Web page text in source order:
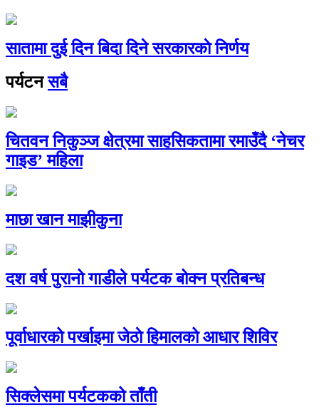
सातामा दुई दिन बिदा दिने सरकारकाे निर्णय
पर्यटनसबै
चितवन निकुञ्ज क्षेत्रमा साहसिकतामा रमाउँदै ‘नेचर
गाइड’ महिला
माछा खान माझीकुना
दश वर्ष पुरानो गाडीले पर्यटक बोक्न प्रतिबन्ध
पूर्वाधारको पर्खाइमा जेठाे हिमालको आधार शिविर
सिक्लेसमा पर्यटकको ताँती